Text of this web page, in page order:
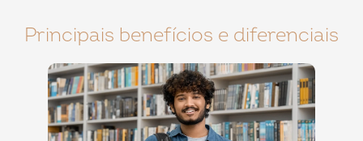
Principais benefícios e diferenciais